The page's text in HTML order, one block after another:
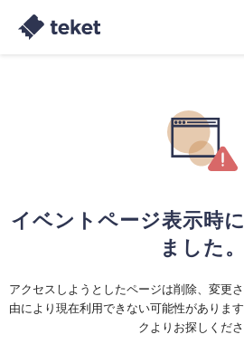
イベントページ表示時
ました。
アクセスしようとしたページは削除、変更
由により現在利用できない可能性がありま
クよりお探しくださ